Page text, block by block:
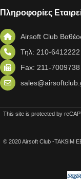
Πληροφορίες
Airsoft Club
Τηλ: 210-6412222
Fax: 211-7009738
This site is protected by
© 2020 Airsoft Club -TAKSIM